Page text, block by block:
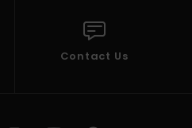
Contact Us